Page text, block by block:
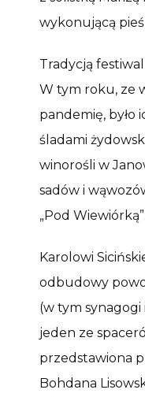
wykonującą
Tradycją
W tym roku, ze
pandemię, było
śladami
winorośli w
sadów i
„Pod Wiewiórką”.
Karolowi
odbudowy
(w tym synagogi
jeden ze
przedstawiona
Bohdana